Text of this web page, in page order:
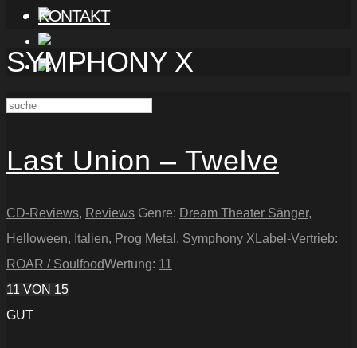
KONTAKT
SYMPHONY X
Last Union – Twelve
CD-Reviews, Reviews Genre: Dream Theater Sänger,
Helloween, Italien, Prog Metal , Symphony X Label-Vertrieb:
ROAR / SoulfoodWertung: 11
11 VON 15
GUT